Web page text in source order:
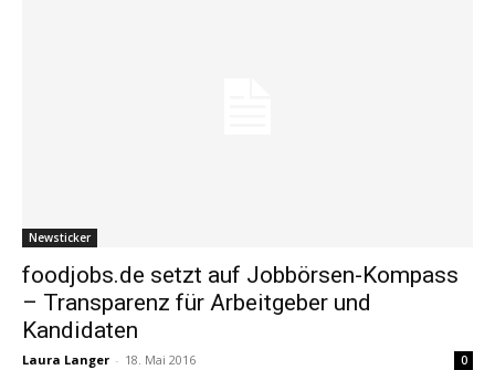
Newsticker
foodjobs.de setzt auf Jobbörsen-Kompass
– Transparenz für Arbeitgeber und
Kandidaten
Laura Langer - 18. Mai 2016 0